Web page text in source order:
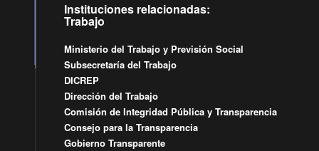
Instituciones relacionadas:
Trabajo
Ministerio del Trabajo y Previsión Social
Subsecretaría del Trabajo
DICREP
Dirección del Trabajo
Comisión de Integridad Pública y Transparencia
Consejo para la Transparencia
Gobierno Transparente